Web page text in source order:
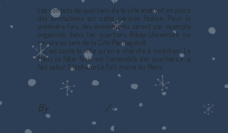
Les conseils de quartiers de la ville mettent en place
des animations sur cette période festive. Pour la
première fois, des événements seront par exemple
organisés dans les quartiers Ribay-Université ou
encore au sein de la Cité Plantagenêt.
« C’est toute la ville qu’on a cherché à mobiliser. Le
Mans va fêter Noël sur l’ensemble des quartiers », a
fait valoir Stéphane Le Foll, maire du Mans.
By
25 janvier 2022
g+ lnkd